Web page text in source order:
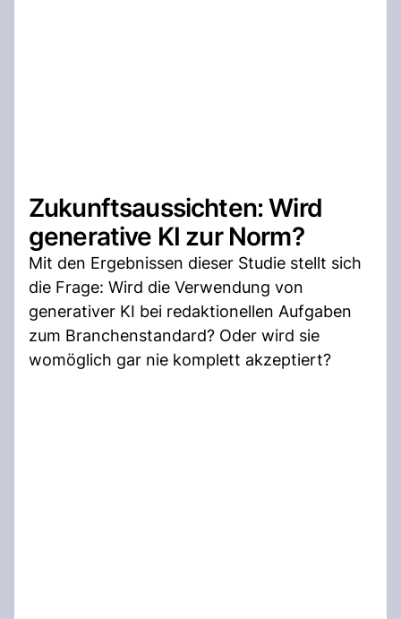
Zukunftsaussichten: Wird
generative KI zur Norm?
Mit den Ergebnissen dieser Studie stellt sich
die Frage: Wird die Verwendung von
generativer KI bei redaktionellen Aufgaben
zum Branchenstandard? Oder wird sie
womöglich gar nie komplett akzeptiert?